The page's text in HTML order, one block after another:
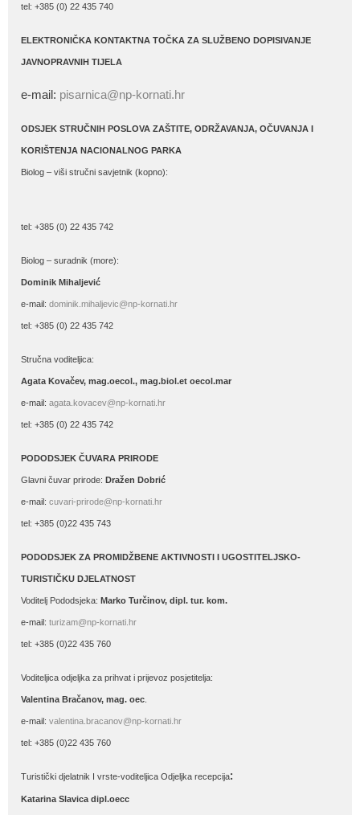
tel: +385 (0) 22 435 740
ELEKTRONIČKA KONTAKTNA TOČKA ZA SLUŽBENO DOPISIVANJE
JAVNOPRAVNIH TIJELA
e-mail: pisarnica@np-kornati.hr
ODSJEK STRUČNIH POSLOVA ZAŠTITE, ODRŽAVANJA, OČUVANJA I
KORIŠTENJA NACIONALNOG PARKA
Biolog – viši stručni savjetnik (kopno):
tel: +385 (0) 22 435 742
Biolog – suradnik (more):
Dominik Mihaljević
e-mail: dominik.mihaljevic@np-kornati.hr
tel: +385 (0) 22 435 742
Stručna voditeljica:
Agata Kovačev, mag.oecol., mag.biol.et oecol.mar
e-mail: agata.kovacev@np-kornati.hr
tel: +385 (0) 22 435 742
PODODSJEK ČUVARA PRIRODE
Glavni čuvar prirode: Dražen Dobrić
e-mail: cuvari-prirode@np-kornati.hr
tel: +385 (0)22 435 743
PODODSJEK ZA PROMIDŽBENE AKTIVNOSTI I UGOSTITELJSKO-
TURISTIČKU DJELATNOST
Voditelj Pododsjeka: Marko Turčinov, dipl. tur. kom.
e-mail: turizam@np-kornati.hr
tel: +385 (0)22 435 760
Voditeljica odjeljka za prihvat i prijevoz posjetitelja:
Valentina Bračanov, mag. oec
e-mail: valentina.bracanov@np-kornati.hr
tel: +385 (0)22 435 760
Turistički djelatnik I vrste-voditeljica Odjeljka recepcija:
Katarina Slavica dipl.oecc